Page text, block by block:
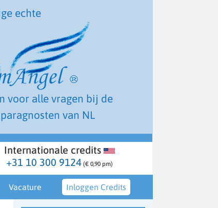
echte
voor alle vragen bij de
van NL
Internationale credits
+31 10 300 9124(€ 0,90 pm)
Vacature Inloggen Credits